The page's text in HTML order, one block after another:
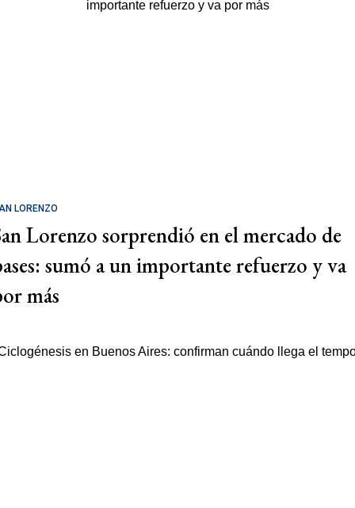
LORENZO
Lorenzo sorprendió en el mercado de
sumó a un importante refuerzo y va
más